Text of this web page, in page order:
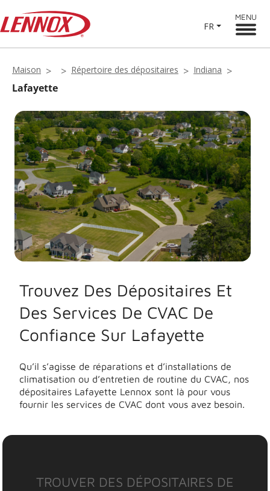
FR
MENU
Maison Répertoire des dépositaires Indiana
Lafayette
Trouvez Des Dépositaires Et
Des Services De CVAC De
Confiance Sur Lafayette
Qu’il s’agisse de réparations et d’installations de
climatisation ou d’entretien de routine du CVAC, nos
dépositaires Lafayette Lennox sont là pour vous
fournir les services de CVAC dont vous avez besoin.
TROUVER DES DÉPOSITAIRES DE